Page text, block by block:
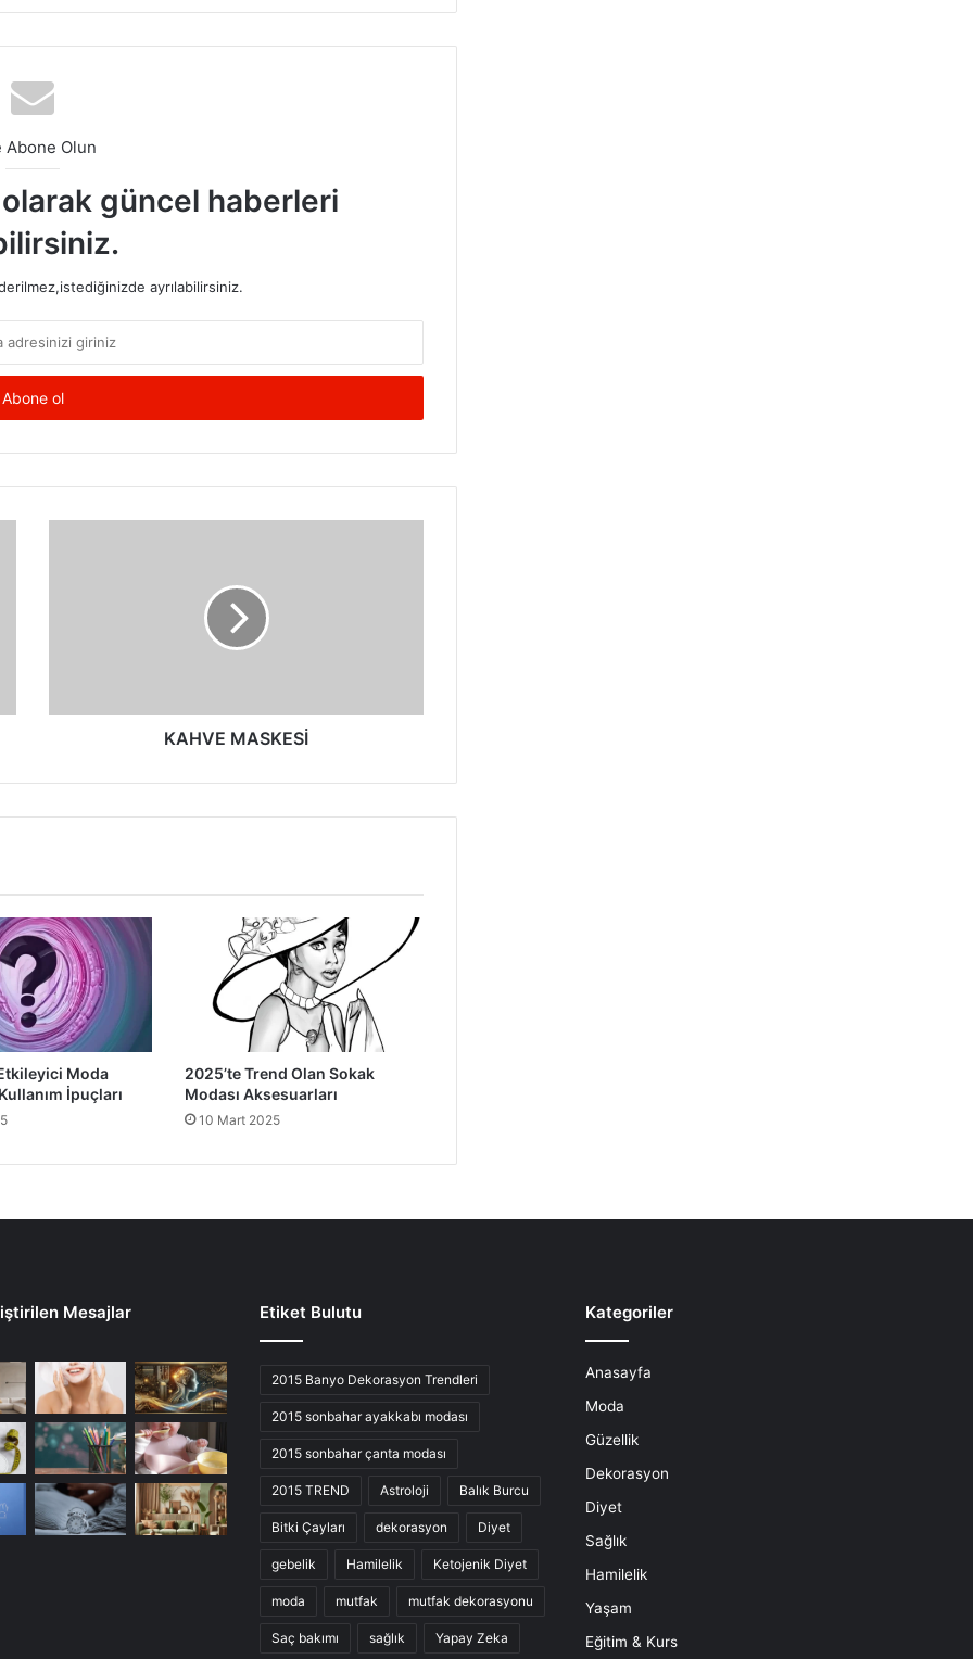
Abone Olun
güncel haberleri
ayrılabilirsiniz.
KAHVE MASKESİ
Moda
İpuçları
2025’te Trend Olan Sokak
Modası Aksesuarları
10 Mart 2025
Mesajlar Etiket Bulutu
2015 Banyo Dekorasyon Trendleri
2015 sonbahar ayakkabı modası
2015 sonbahar çanta modası
2015 TREND Astroloji Balık Burcu
Bitki Çayları dekorasyon Diyet
gebelik Hamilelik Ketojenik Diyet
moda mutfak mutfak dekorasyonu
Saç bakımı sağlık Yapay Zeka
Kategoriler
Anasayfa
Moda
Güzellik
Dekorasyon
Diyet
Sağlık
Hamilelik
Yaşam
Eğitim & Kurs